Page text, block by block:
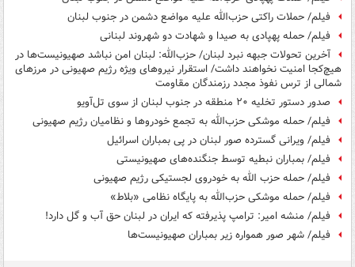
فیلم/ حملات راکتی حزب‌الله علیه مواضع دشمن در جنوب لبنان
فیلم/ حمله پهپادی به صیدا و شهادت دو شهروند لبنانی
آخرین تحولات جبهه نبرد لبنان/ حزب‌الله: لبنان امن نباشد صهیونیست‌ها در
هیچ‌کجا امنیت نخواهند داشت/ استقرار نیروهای ویژه رژیم صهیونی در مرزهای
شمالی از ترس نفوذ مجدد رزمندگان مقاومت
صدور دستور تخلیه ۲۰ منطقه در جنوب لبنان از سوی تل‌آویو
فیلم/ حمله موشکی حزب‌الله به تجمع خودروها و نظامیان رژیم صهیونی
فیلم/ ویرانی گسترده صور لبنان در پی بمباران اسرائیل
فیلم/ بمباران نبطیه توسط جنگنده‌های صهیونیستی
فیلم/ حمله حزب الله به خودروی لجستیکی رژیم صهیونی
فیلم/ حمله موشکی حزب‌الله به پایگاه نظامی «بلاط»
فیلم/ منشه امیر: ترامپ پذیرفته که ایران در لبنان حق آب و گل دارد!
فیلم/ شهر صور همواره زیر بمباران صهیونیست‌ها